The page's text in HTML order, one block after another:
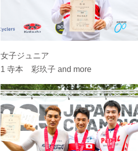
女子ジュニア
1 寺本 彩玖子 and more